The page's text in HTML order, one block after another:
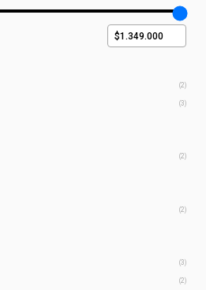
(2)
(3)
(2)
(2)
(3)
(2)